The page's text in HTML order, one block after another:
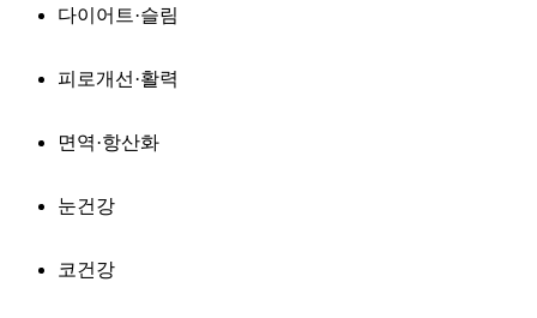
다이어트·슬림
피로개선·활력
면역·항산화
눈건강
코건강